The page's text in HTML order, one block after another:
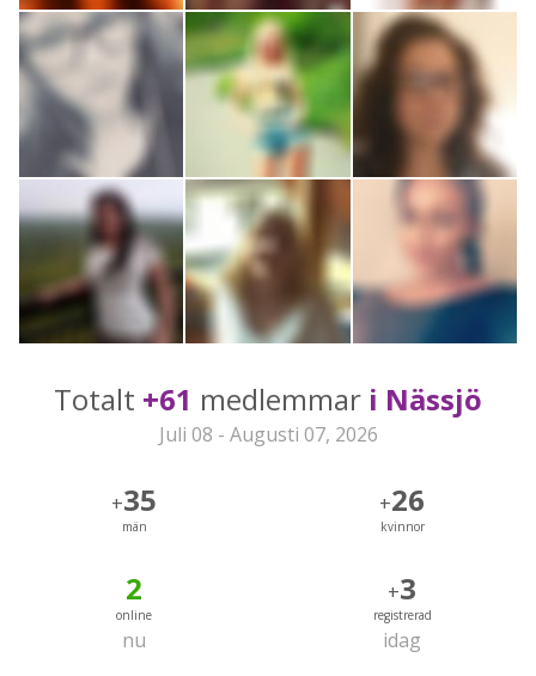
Totalt +61 medlemmar i Nässjö
Juli 08 - Augusti 07, 2026
+35
män
+26
kvinnor
2
online
nu
+3
registrerad
idag